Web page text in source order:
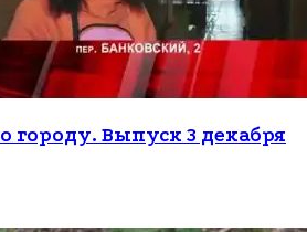
Выпуск 3 декабря